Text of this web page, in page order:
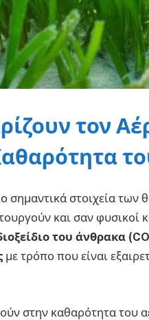
τον
σημαντικά στοιχεία
και σαν φυσικοί
του άνθρακα
με τρόπο που είναι
στην καθαρότητα του